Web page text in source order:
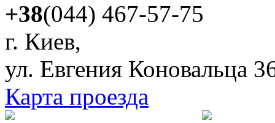
+38(044) 467-57-75
г. Киев,
ул. Евгения Коновальца
Карта проезда